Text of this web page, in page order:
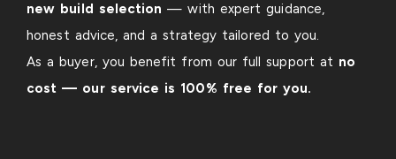
new build selection — with expert guidance,
honest advice, and a strategy tailored to you.
As a buyer, you benefit from our full support at no
cost — our service is 100% free for you.